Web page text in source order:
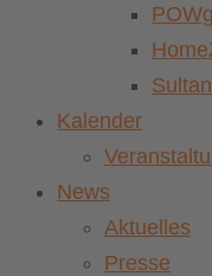
Kalender
News
Aktuelles
Presse